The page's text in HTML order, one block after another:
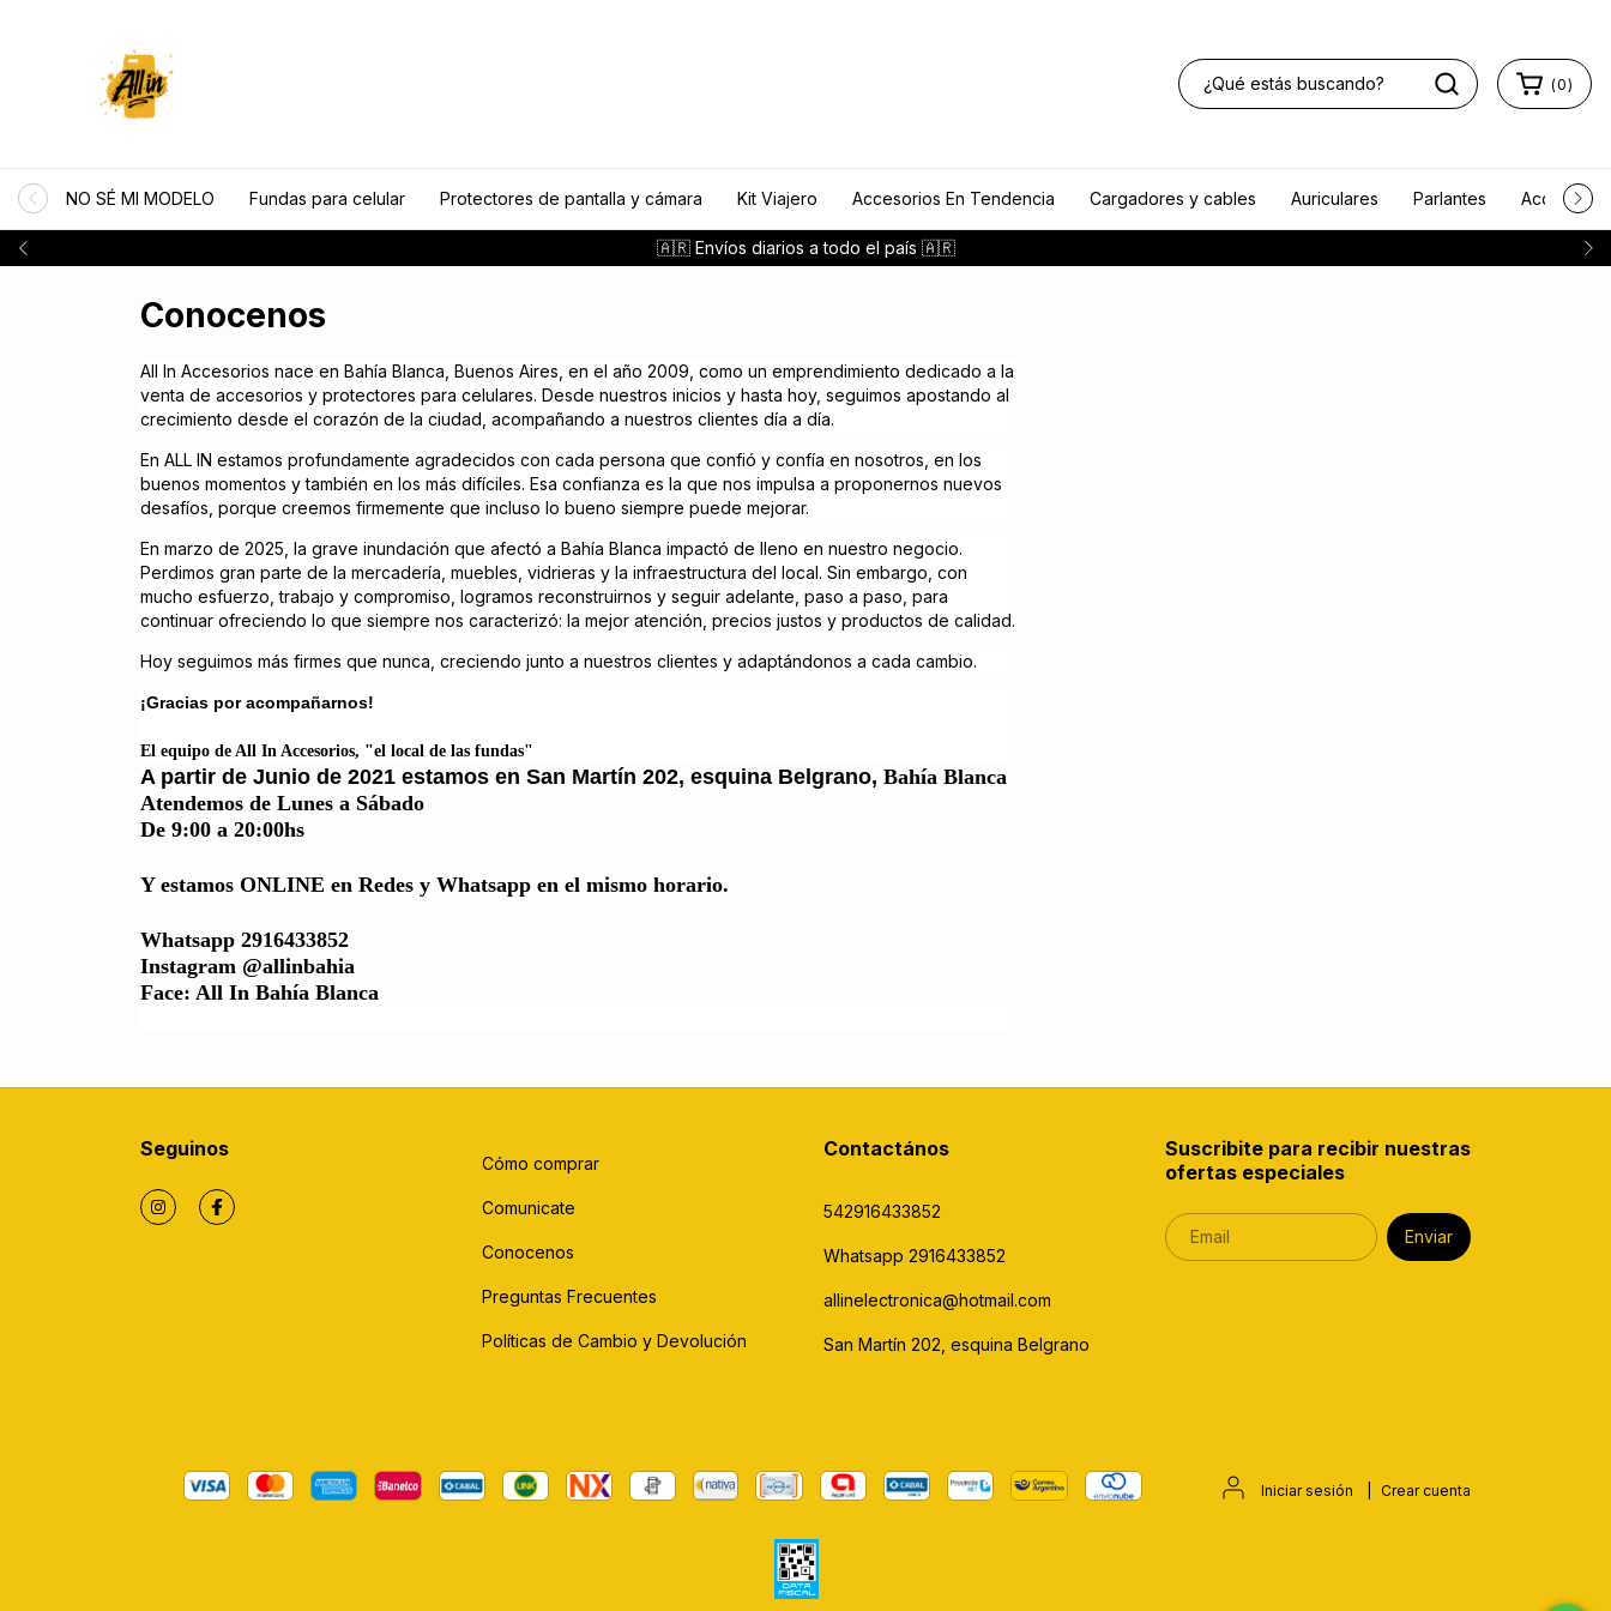
🇦🇷 Envíos diarios a todo el país 🇦🇷
(0)
NO SÉ MI MODELO Fundas para celular Protectores de pantalla y cámara Kit Viajero Accesorios En Tendencia Cargadores y cables Auriculares Parlantes
Conocenos
All In Accesorios nace en Bahía Blanca, Buenos Aires, en el año 2009, como un emprendimiento dedicado a la
venta de accesorios y protectores para celulares. Desde nuestros inicios y hasta hoy, seguimos apostando al
crecimiento desde el corazón de la ciudad, acompañando a nuestros clientes día a día.
En ALL IN estamos profundamente agradecidos con cada persona que confió y confía en nosotros, en los
buenos momentos y también en los más difíciles. Esa confianza es la que nos impulsa a proponernos nuevos
desafíos, porque creemos firmemente que incluso lo bueno siempre puede mejorar.
En marzo de 2025, la grave inundación que afectó a Bahía Blanca impactó de lleno en nuestro negocio.
Perdimos gran parte de la mercadería, muebles, vidrieras y la infraestructura del local. Sin embargo, con
mucho esfuerzo, trabajo y compromiso, logramos reconstruirnos y seguir adelante, paso a paso, para
continuar ofreciendo lo que siempre nos caracterizó: la mejor atención, precios justos y productos de calidad.
Hoy seguimos más firmes que nunca, creciendo junto a nuestros clientes y adaptándonos a cada cambio.
¡Gracias por acompañarnos!
El equipo de All In Accesorios, "el local de las fundas"
A partir de Junio de 2021 estamos en San Martín 202, esquina Belgrano, Bahía Blanca
Atendemos de Lunes a Sábado
De 9:00 a 20:00hs
Y estamos ONLINE en Redes y Whatsapp en el mismo horario.
Whatsapp 2916433852
Instagram @allinbahia
Face: All In Bahía Blanca
Seguinos
Cómo comprar
Comunicate
Conocenos
Preguntas Frecuentes
Políticas de Cambio y Devolución
Contactános
542916433852
Whatsapp 2916433852
allinelectronica@hotmail.com
San Martín 202, esquina Belgrano
Suscribite para recibir nuestras
ofertas especiales
Iniciar sesión Crear cuenta